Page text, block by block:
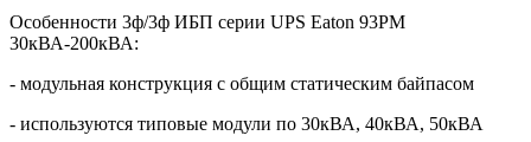
Особенности 3ф/3ф ИБП серии UPS Eaton 93PM
30кВА-200кВА:
- модульная конструкция с общим статическим байпасом
- используются типовые модули по 30кВА, 40кВА, 50кВА